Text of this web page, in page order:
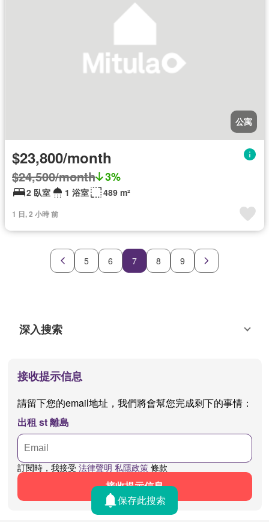
公寓
$23,800/month
$24,500/month 3%
2 臥室 1 浴室 489 m²
1 日, 2 小時 前
5 6 7 8 9
深入搜索
接收提示信息
請留下您的email地址，我們將會幫您完成剩下的事情：
出租 st 離島
訂閱時，我接受 法律聲明 私隱政策條款
接收提示信息
保存此搜索